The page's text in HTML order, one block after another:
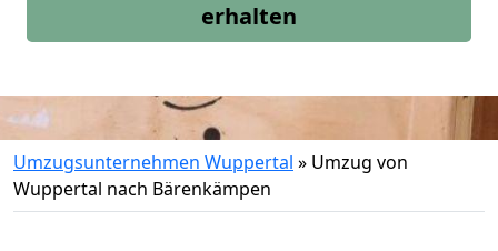
erhalten
Umzugsunternehmen Wuppertal » Umzug von
Wuppertal nach Bärenkämpen